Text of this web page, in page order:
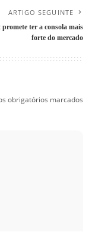
ARTIGO SEGUINTE
ter a consola mais
forte do mercado
obrigatórios marcados